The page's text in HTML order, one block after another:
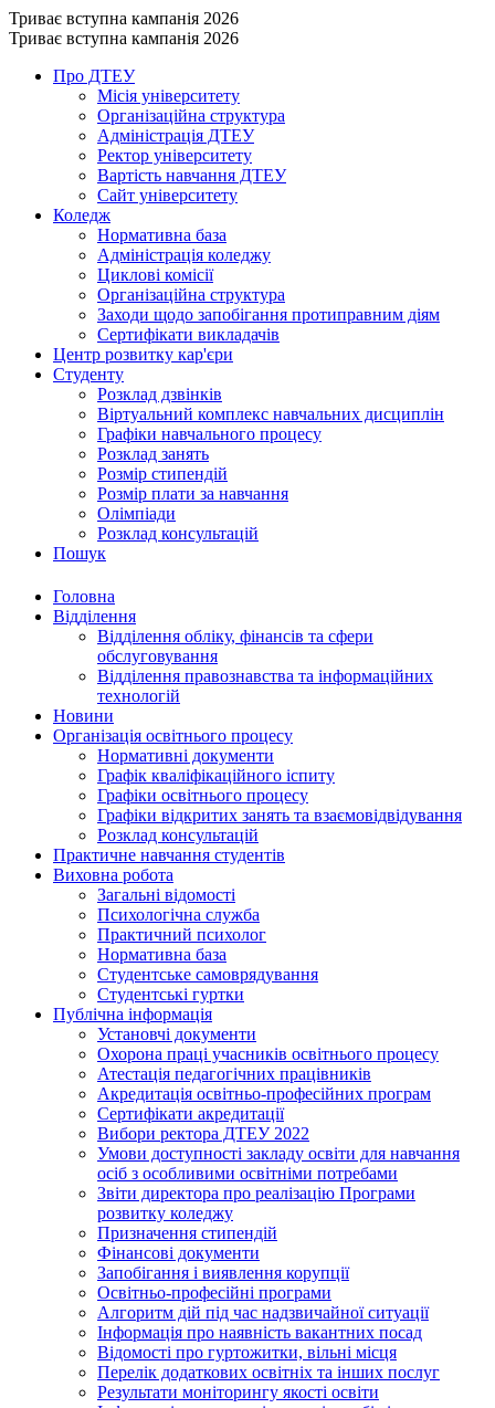
Триває вступна кампанія 2026
Триває вступна кампанія 2026
Про ДТЕУ
Місія університету
Організаційна структура
Адміністрація ДТЕУ
Ректор університету
Вартість навчання ДТЕУ
Сайт університету
Коледж
Нормативна база
Адміністрація коледжу
Циклові комісії
Організаційна структура
Заходи щодо запобігання протиправним діям
Сертифікати викладачів
Центр розвитку кар'єри
Студенту
Розклад дзвінків
Віртуальний комплекс навчальних дисциплін
Графіки навчального процесу
Розклад занять
Розмір стипендій
Розмір плати за навчання
Олімпіади
Розклад консультацій
Пошук
Головна
Відділення
Відділення обліку, фінансів та сфери
обслуговування
Відділення правознавства та інформаційних
технологій
Новини
Організація освітнього процесу
Нормативні документи
Графік кваліфікаційного іспиту
Графіки освітнього процесу
Графіки відкритих занять та взаємовідвідування
Розклад консультацій
Практичне навчання студентів
Виховна робота
Загальні відомості
Психологічна служба
Практичний психолог
Нормативна база
Студентське самоврядування
Студентські гуртки
Публічна інформація
Установчі документи
Охорона праці учасників освітнього процесу
Атестація педагогічних працівників
Акредитація освітньо-професійних програм
Сертифікати акредитації
Вибори ректора ДТЕУ 2022
Умови доступності закладу освіти для навчання
осіб з особливими освітніми потребами
Звіти директора про реалізацію Програми
розвитку коледжу
Призначення стипендій
Фінансові документи
Запобігання і виявлення корупції
Освітньо-професійні програми
Алгоритм дій під час надзвичайної ситуації
Інформація про наявність вакантних посад
Відомості про гуртожитки, вільні місця
Перелік додаткових освітніх та інших послуг
Результати моніторингу якості освіти